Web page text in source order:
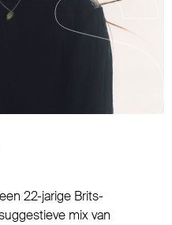
22-jarige Brits-
mix van